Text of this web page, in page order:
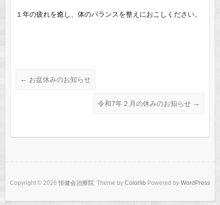
１年の疲れを癒し、体のバランスを整えにおこしください。
← お盆休みのお知らせ
令和7年２月の休みのお知らせ →
Copyright © 2026 恒健会治療院. Theme by Colorlib Powered by WordPress